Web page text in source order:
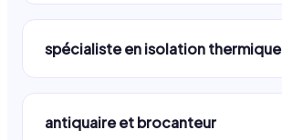
spécialiste en isolation thermique
antiquaire et brocanteur